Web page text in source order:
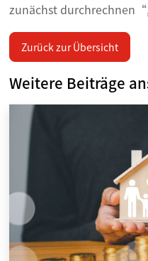
zunächst
Zurück zur Übersicht
Weitere Beiträge